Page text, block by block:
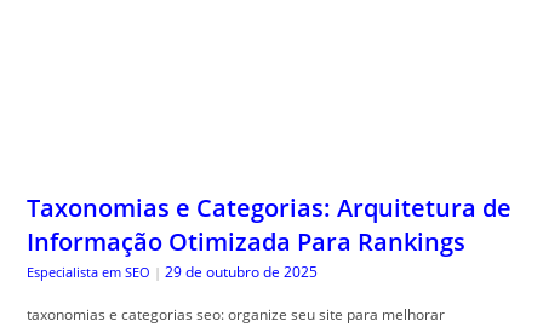
Taxonomias e Categorias: Arquitetura de
Informação Otimizada Para Rankings
Especialista em SEO | 29 de outubro de 2025
taxonomias e categorias seo: organize seu site para melhorar